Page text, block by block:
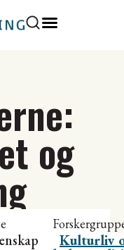
og
Kulturliv